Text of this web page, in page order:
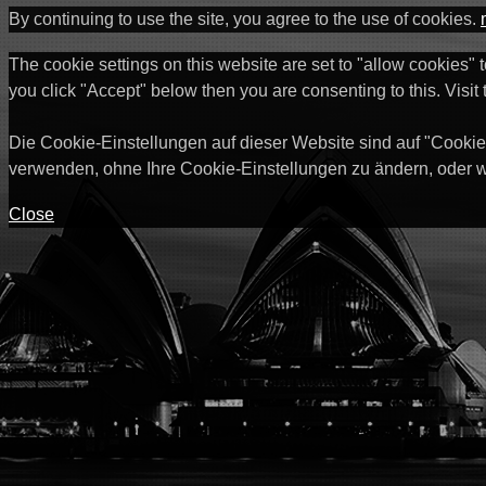
By continuing to use the site, you agree to the use of cookies.
The cookie settings on this website are set to "allow
you click "Accept" below then you are consenting to this. Visit
Die Cookie-Einstellungen auf dieser Website sind auf
verwenden, ohne Ihre Cookie-Einstellungen zu ändern,
Close